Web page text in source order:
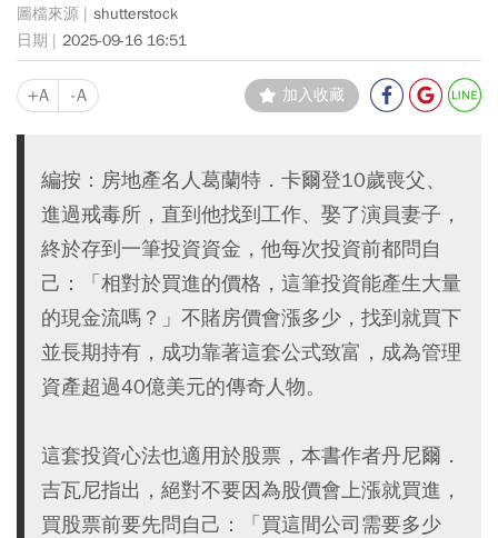
shutterstock
2025-09-16 16:51
+A -A 加入收藏
編按：房地產名人葛蘭特．卡爾登10歲喪父、
進過戒毒所，直到他找到工作、娶了演員妻子，
終於存到一筆投資資金，他每次投資前都問自
己：「相對於買進的價格，這筆投資能產生大量
的現金流嗎？」不賭房價會漲多少，找到就買下
並長期持有，成功靠著這套公式致富，成為管理
資產超過40億美元的傳奇人物。
這套投資心法也適用於股票，本書作者丹尼爾．
吉瓦尼指出，絕對不要因為股價會上漲就買進，
買股票前要先問自己：「買這間公司需要多少